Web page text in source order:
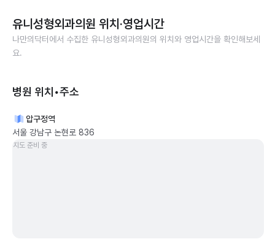
유니성형외과의원 위치·영업시간
나만의닥터에서 수집한 유니성형외과의원의 위치와 영업시간을 확인해보세
요.
병원 위치•주소
압구정역
서울 강남구 논현로 836
지도 준비 중